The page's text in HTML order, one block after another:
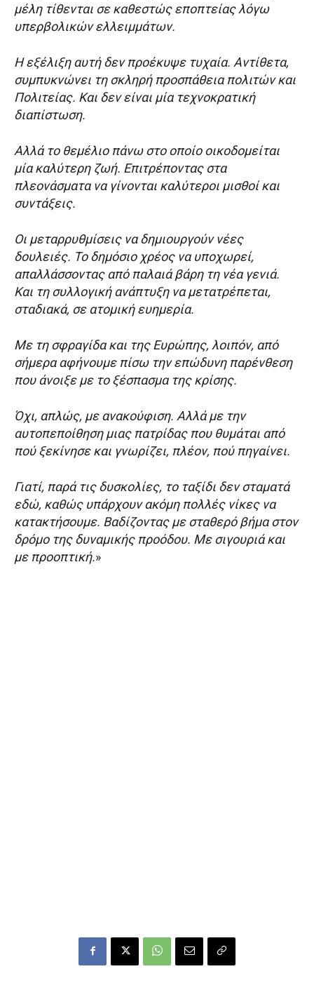
μέλη τίθενται σε καθεστώς εποπτείας λόγω
υπερβολικών ελλειμμάτων.
Η εξέλιξη αυτή δεν προέκυψε τυχαία. Αντίθετα,
συμπυκνώνει τη σκληρή προσπάθεια πολιτών και
Πολιτείας. Και δεν είναι μία τεχνοκρατική
διαπίστωση.
Αλλά το θεμέλιο πάνω στο οποίο οικοδομείται
μία καλύτερη ζωή. Επιτρέποντας στα
πλεονάσματα να γίνονται καλύτεροι μισθοί και
συντάξεις.
Οι μεταρρυθμίσεις να δημιουργούν νέες
δουλειές. Το δημόσιο χρέος να υποχωρεί,
απαλλάσσοντας από παλαιά βάρη τη νέα γενιά.
Και τη συλλογική ανάπτυξη να μετατρέπεται,
σταδιακά, σε ατομική ευημερία.
Με τη σφραγίδα και της Ευρώπης, λοιπόν, από
σήμερα αφήνουμε πίσω την επώδυνη παρένθεση
που άνοιξε με το ξέσπασμα της κρίσης.
Όχι, απλώς, με ανακούφιση. Αλλά με την
αυτοπεποίθηση μιας πατρίδας που θυμάται από
πού ξεκίνησε και γνωρίζει, πλέον, πού πηγαίνει.
Γιατί, παρά τις δυσκολίες, το ταξίδι δεν σταματά
εδώ, καθώς υπάρχουν ακόμη πολλές νίκες να
κατακτήσουμε. Βαδίζοντας με σταθερό βήμα στον
δρόμο της δυναμικής προόδου. Με σιγουριά και
με προοπτική.»